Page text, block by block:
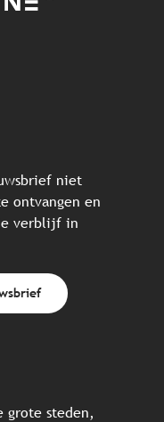
niet
ontvangen en
verblijf in
grote steden,